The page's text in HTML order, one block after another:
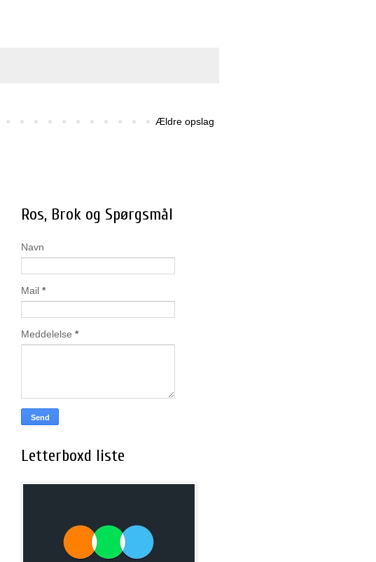
Ældre opslag
Ros, Brok og Spørgsmål
Navn
Mail *
Meddelelse *
Letterboxd liste